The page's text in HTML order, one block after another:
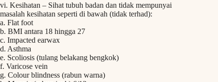
vi. Kesihatan – Sihat tubuh badan dan tidak mempunyai
masalah kesihatan seperti di bawah (tidak terhad):
a. Flat foot
b. BMI antara 18 hingga 27
c. Impacted earwax
d. Asthma
e. Scoliosis (tulang belakang bengkok)
f. Varicose vein
g. Colour blindness (rabun warna)